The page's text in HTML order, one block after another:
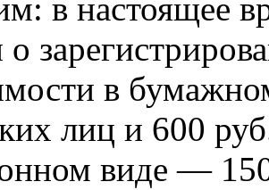
в настоящее
в
лиц и 600
виде —